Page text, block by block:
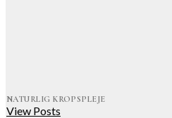
NATURLIG KROPSPLEJE
View Posts